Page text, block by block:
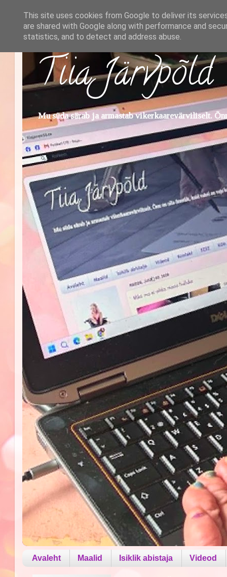
Tiia Järvpõld
Mu süda särab ja armastab vikerkaarevärviliselt.
Avaleht Maalid Isiklik abistaja Videod
This site uses cookies from Google to deliver its
are shared with Google along with performance and
statistics, and to detect and address abuse.